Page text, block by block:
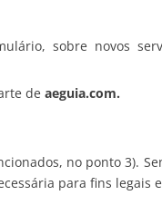
sobre novos
deaeguia.com.
no ponto 3).
para fins legais